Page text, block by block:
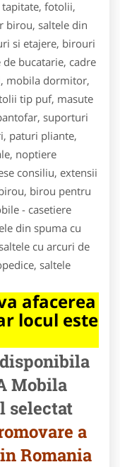
fotolii,
birou, saltele din
si etajere, birouri
bucatarie, cadre
mobila dormitor,
tip puf, masute
suporturi
paturi pliante,
noptiere
consiliu, extensii
birou pentru
- casetiere
din spuma cu
cu arcuri de
saltele
afacerea
locul este
Mobila
selectat
a
Romania